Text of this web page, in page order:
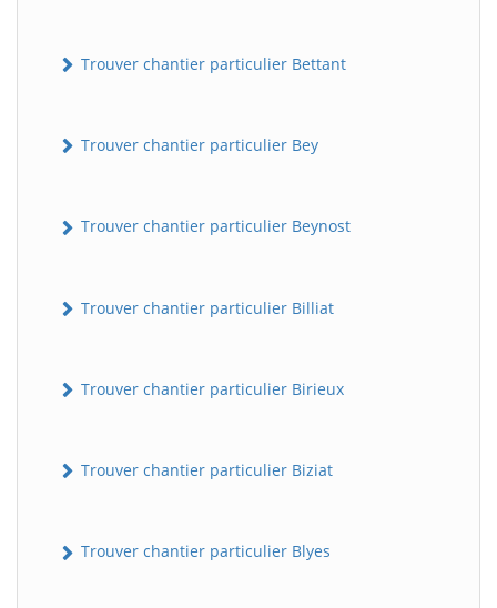
Trouver chantier particulier Bettant
Trouver chantier particulier Bey
Trouver chantier particulier Beynost
Trouver chantier particulier Billiat
Trouver chantier particulier Birieux
Trouver chantier particulier Biziat
Trouver chantier particulier Blyes